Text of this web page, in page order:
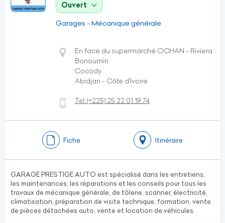
Ouvert
Garages - Mécanique générale
En face du supermarché OCHAN - Riviera
Bonoumin
Cocody
Abidjan - Côte d’Ivoire
Tel:(+225) 25 22 01 19 74
Fiche Itinéraire
GARAGE PRESTIGE AUTO est spécialisé dans les entretiens;
les maintenances; les réparations et les conseils pour tous les
travaux de mécanique générale, de tôlerie, scanner, électricité,
climatisation, préparation de visite technique, formation, vente
de pièces détachées auto, vente et location de véhicules.